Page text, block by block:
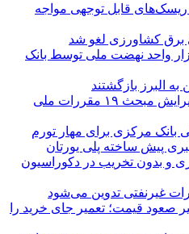
و ریسک‌های قابل توجهی مواجه
برق کشاورزی لغو شد
مالی بیش از ۳۹۶ هزار واحد نهضت ملی توسط بانک
تمدید اجرای همزمان دو ویرایش مبحث ۱۹ مقررات ملی
بانک مرکزی برای مهار تورم
پیش ساخته پلی یورتان
و بدون تخریب در دکوراسیون
غیرنفتی تدوین می‌شود
صعود قیمت؛ تعمیر جای خرید را